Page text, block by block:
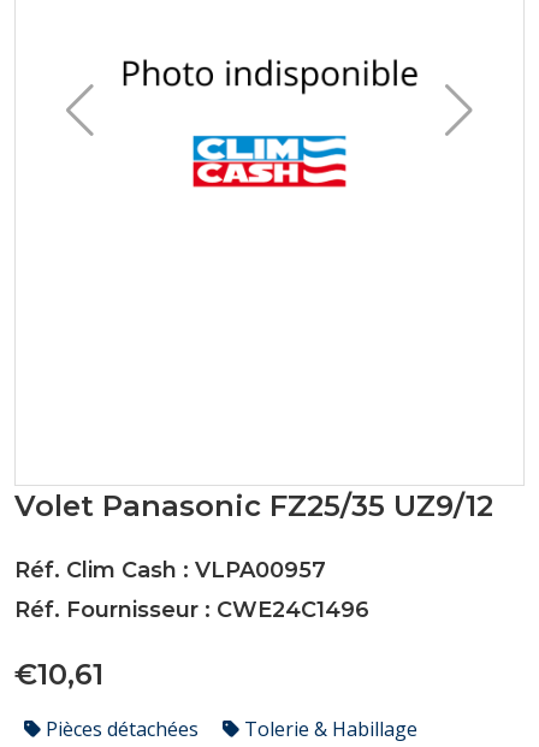
Volet Panasonic FZ25/35 UZ9/12
Réf. Clim Cash : VLPA00957
Réf. Fournisseur : CWE24C1496
€10,61
Pièces détachées Tolerie & Habillage